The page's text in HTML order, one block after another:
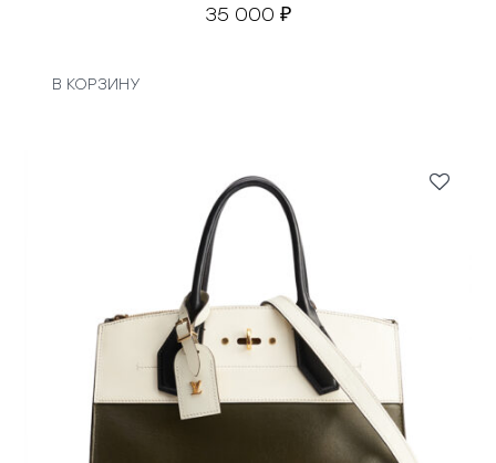
35 000 ₽
В КОРЗИНУ